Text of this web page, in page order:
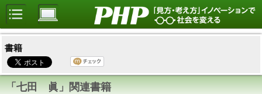
書籍
「七田 眞」関連書籍